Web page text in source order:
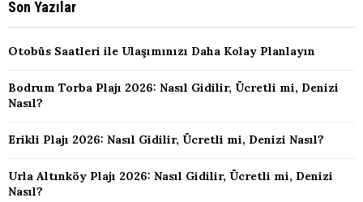
Son Yazılar
Otobüs Saatleri ile Ulaşımınızı Daha Kolay Planlayın
Bodrum Torba Plajı 2026: Nasıl Gidilir, Ücretli mi, Denizi
Nasıl?
Erikli Plajı 2026: Nasıl Gidilir, Ücretli mi, Denizi Nasıl?
Urla Altınköy Plajı 2026: Nasıl Gidilir, Ücretli mi, Denizi
Nasıl?